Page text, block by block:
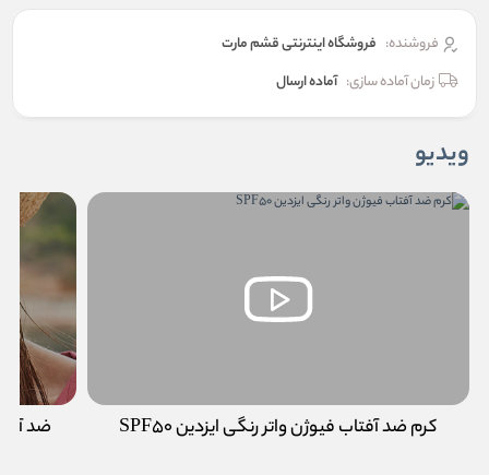
فروشنده: فروشگاه اینترنتی قشم مارت
زمان آماده سازی: آماده ارسال
ویدیو
کرم ضد آفتاب فیوژن واتر رنگی ایزدین SPF50